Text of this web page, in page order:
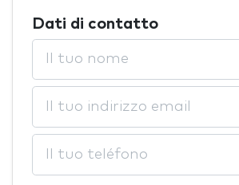
Dati di contatto